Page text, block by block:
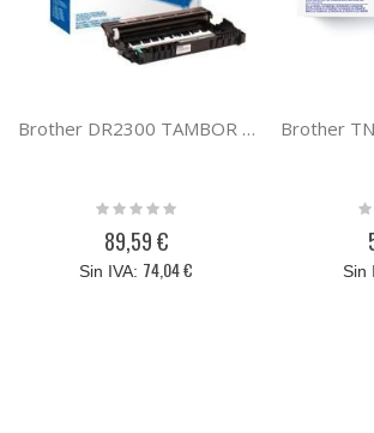
Brother DR2300 TAMBOR 2500D/DW/DN 2700/2720/2740DW
Rating:
89,59 €
74,04 €